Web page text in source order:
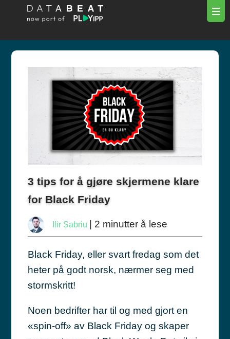
3 tips for å gjøre skjermene klare
for Black Friday
Ilir Sabriu | 2 minutter å lese
Black Friday, eller svart fredag som det
heter på godt norsk, nærmer seg med
stormskritt!
Noen bedrifter har til og med gjort en
«spin-off» av Black Friday og skaper